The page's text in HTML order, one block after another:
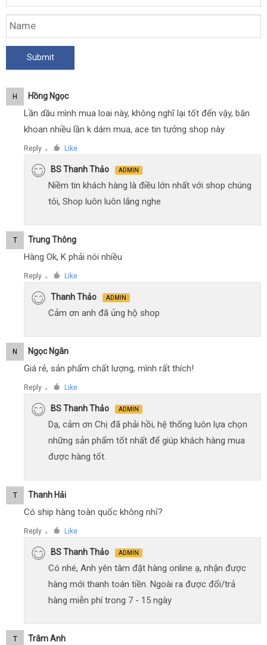
H Hồng Ngọc
Lần dầu mình mua loai này, không nghĩ lại tốt đến vậy, băn
khoan nhiều lần k dám mua, ace tin tưởng shop này
Reply ● Like
BS Thanh Thảo ADMIN
Niềm tin khách hàng là điều lớn nhất với shop chúng
tôi, Shop luôn luôn lắng nghe
T Trung Thông
Hàng Ok, K phải nói nhiều
Reply ● Like
Thanh Thảo ADMIN
Cảm ơn anh đã ủng hộ shop
N Ngọc Ngân
Giá rẻ, sản phẩm chất lượng, mình rất thích!
Reply ● Like
BS Thanh Thảo ADMIN
Dạ, cảm ơn Chị đã phải hồi, hệ thống luôn lựa chọn
những sản phẩm tốt nhất để giúp khách hàng mua
được hàng tốt.
T Thanh Hải
Có ship hàng toàn quốc không nhỉ?
Reply ● Like
BS Thanh Thảo ADMIN
Có nhé, Anh yên tâm đặt hàng online ạ, nhận được
hàng mới thanh toán tiền. Ngoài ra được đổi/trả
hàng miễn phí trong 7 - 15 ngày
T Trâm Anh